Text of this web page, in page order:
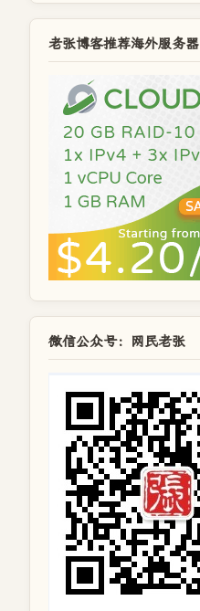
老张博客推荐海外服务器
微信公众号：网民老张